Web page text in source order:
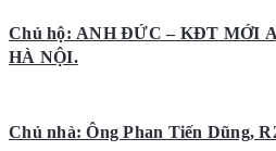
Chủ hộ: ANH ĐỨC – KĐT MỚI
HÀ NỘI.
Chủ nhà: Ông Phan Tiến Dũng,